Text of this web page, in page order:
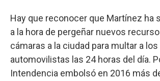
Hay que reconocer que Martínez ha
a la hora de pergeñar nuevos
cámaras a la ciudad para multar a los
automovilistas las 24 horas del día.
Intendencia embolsó en 2016 más